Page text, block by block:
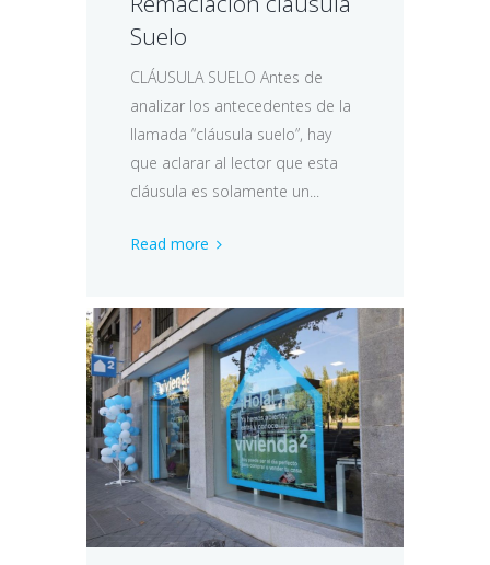
Suelo
CLÁUSULA SUELO Antes de
analizar los antecedentes de la
llamada “cláusula suelo”, hay
que aclarar al lector que esta
cláusula es solamente un...
Read more